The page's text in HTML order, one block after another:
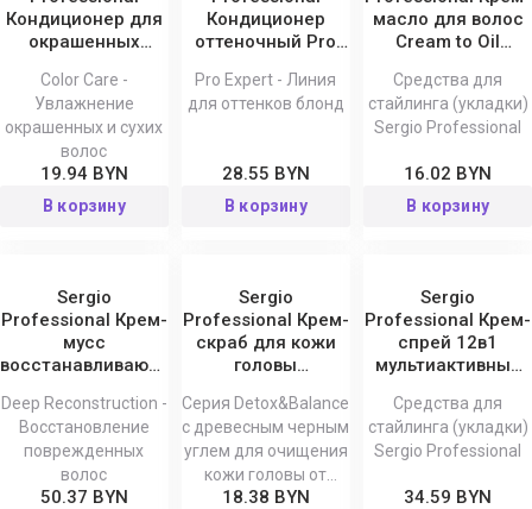
Кондиционер для
окрашенных
Color Care -
Увлажнение
окрашенных и сухих
волос
19.94 BYN
В корзину
Кондиционер
оттеночный Pro
Pro Expert - Линия
для оттенков блонд
28.55 BYN
В корзину
масло для волос
Cream to Oil
Средства для
стайлинга (укладки)
Sergio Professional
16.02 BYN
В корзину
Sergio
Professional Крем-
мусс
восстанавливающий
Deep
Reconstruction 200
мл
Deep Reconstruction -
Восстановление
поврежденных
волос
50.37 BYN
Sergio
Professional Крем-
скраб для кожи
головы
восстанавливающий
Detox&Balance,
100 мл
Серия Detox&Balance
с древесным черным
углем для очищения
кожи головы от
Sergio Professional
18.38 BYN
Sergio
Professional Крем-
спрей 12в1
мультиактивный
Средства для
стайлинга (укладки)
Sergio Professional
34.59 BYN